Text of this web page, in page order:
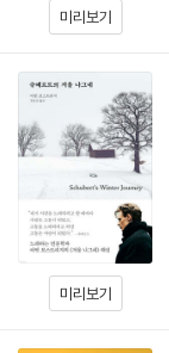
미리보기
미리보기